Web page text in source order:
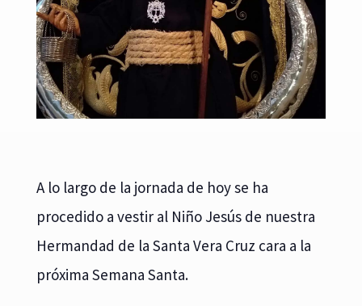
A lo largo de la jornada de hoy se ha
procedido a vestir al Niño Jesús de nuestra
Hermandad de la Santa Vera Cruz cara a la
próxima Semana Santa.